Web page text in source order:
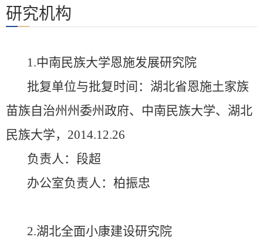
研究机构
1.中南民族大学恩施发展研究院
批复单位与批复时间：湖北省恩施土家族
苗族自治州州委州政府、中南民族大学、湖北
民族大学，2014.12.26
负责人：段超
办公室负责人：柏振忠
2.湖北全面小康建设研究院